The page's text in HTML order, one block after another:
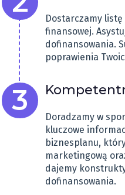
Dostarczamy
finansowej.
dofinansowania.
poprawienia
Doradzamy w
kluczowe
biznesplanu,
marketingową
dajemy
dofinansowania.